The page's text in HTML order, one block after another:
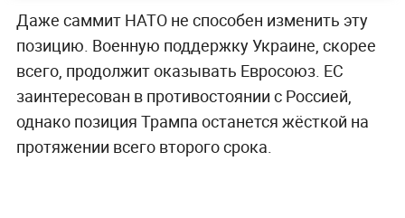
Даже саммит НАТО не способен изменить эту
позицию. Военную поддержку Украине, скорее
всего, продолжит оказывать Евросоюз. ЕС
заинтересован в противостоянии с Россией,
однако позиция Трампа останется жёсткой на
протяжении всего второго срока.